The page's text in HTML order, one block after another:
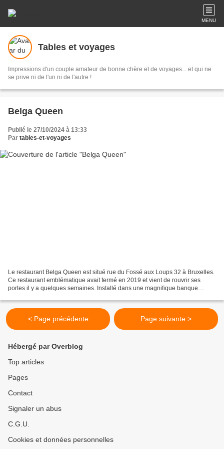
MENU
Tables et voyages
Impressions d'un couple amateur de bonne chère et de voyages... et qui ne
se prive ni de l'un ni de l'autre !
Belga Queen
Publié le 27/10/2024 à 13:33
Par tables-et-voyages
Le restaurant Belga Queen est situé rue du Fossé aux Loups 32 à Bruxelles.
Ce restaurant emblématique avait fermé en 2019 et vient de rouvrir ses
portes il y a quelques semaines. Installé dans une magnifique banque
< Page précédente Page suivante >
Hébergé par Overblog
Top articles
Pages
Contact
Signaler un abus
C.G.U.
Cookies et données personnelles